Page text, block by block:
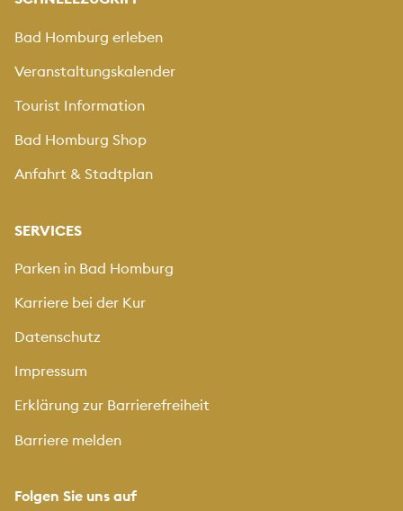
Bad Homburg erleben
Veranstaltungskalender
Tourist Information
Bad Homburg Shop
Anfahrt & Stadtplan
SERVICES
Parken in Bad Homburg
Karriere bei der Kur
Datenschutz
Impressum
Erklärung zur Barrierefreiheit
Barriere melden
Folgen Sie uns auf